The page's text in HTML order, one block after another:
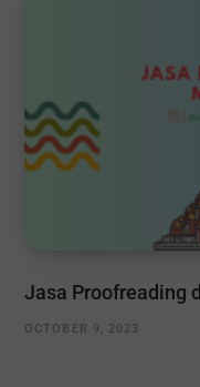
Jasa Proofreading
OCTOBER 9, 2023